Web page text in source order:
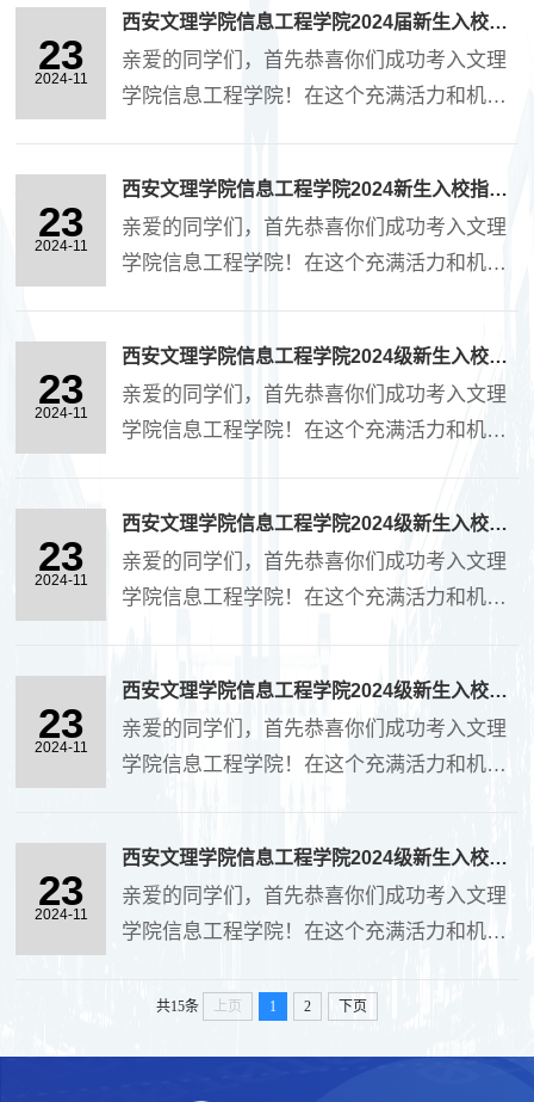
和11号，女生宿舍分布在13号。一个宿舍里
一般是一个班的同学，学校允许学生自己在
外面租房住，学生在学校一年的住宿费按设
特编写了这份新生入校指南，希望能为你们
的大学生活提供一些帮助和参考。 五、交通
出行篇1、高新校区地址：西安市高新区科技
路、322路、333路、325路、734路、900
路、109路、146路、226路、212路、253路
在太白路电子二路口站下车，....
23
2024-11
西安文理学院信息工程学院2024届新生入校指南之学生制度篇
亲爱的同学们，首先恭喜你们成功考入文理
学院信息工程学院！在这个充满活力和机遇
院特编写了这份新生入校指南，希望能为你
们的大学生活提供一些帮助和参考。学校建
立了以国家奖助学金、国家助学贷款、勤工
的奖助体系。在新生入学报到时开通“绿色通
道”，保障家庭经济困难学生顺利入学。 1、
国家资助项目（1）国家生源地助学贷款金
23
2024-11
西安文理学院信息工程学院2024新生入校指南之入校报道篇
亲爱的同学们，首先恭喜你们成功考入文理
学院信息工程学院！在这个充满活力和机遇
特编写了这份新生入校指南，希望能为你们
的大学生活提供一些帮助和参考。 1、报道
时间2024年8月31日--9月1日（8:00-18:00）
第一步：入校（1）入校前已完成人像识别信
息采集的新生，高新校区北门、东门、南门
均可进入。（2）入校前未完成人像采集的新
23
2024-11
西安文理学院信息工程学院2024级新生入校指南之学院概况篇（六）
亲爱的同学们，首先恭喜你们成功考入文理
学院信息工程学院！在这个充满活力和机遇
特编写了这份新生入校指南，希望能为你们
的大学生活提供一些帮助和参考。8、特色团
学活动共青团西安文理学院信息工程学院委
5个特色社团：“薪德青志”宣讲团、“匠心青
传”新媒体工作室、“竞技青英”体育协会、“时
代青音”合唱团、....
23
2024-11
西安文理学院信息工程学院2024级新生入校指南之学院概况篇（五）
亲爱的同学们，首先恭喜你们成功考入文理
学院信息工程学院！在这个充满活力和机遇
特编写了这份新生入校指南，希望能为你们
的大学生活提供一些帮助和参考。7、教师队
伍（1）计算机系教授简介：徐东升，三级教
从事计算机科学与技术本科专业教学、高等
学校教学管理与计算机技术领域研究工作。
先后主持省级教学研究与科学研究项目5
23
2024-11
西安文理学院信息工程学院2024级新生入校指南之学院概况篇（四）
亲爱的同学们，首先恭喜你们成功考入文理
学院信息工程学院！在这个充满活力和机遇
特编写了这份新生入校指南，希望能为你们
的大学生活提供一些帮助和参考。 6、教研
室介绍（1）电子信息工程教研室电子信息工
士学位4人，硕士学位7人；具有高级职称4
人，中级职称7人；教师均从教多年，不仅有
23
2024-11
西安文理学院信息工程学院2024级新生入校指南之学院概况篇（三）
亲爱的同学们，首先恭喜你们成功考入文理
学院信息工程学院！在这个充满活力和机遇
程。为了帮助大家更好地适应新环境，学院
共15条 上页 1 2 下页